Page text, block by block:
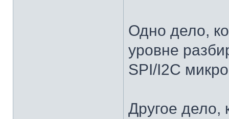
Одно дело,
уровне
SPI/I2C
Другое дело,